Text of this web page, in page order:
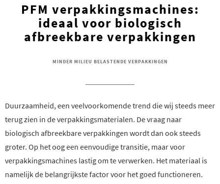
PFM verpakkingsmachines:
ideaal voor biologisch
afbreekbare verpakkingen
MINDER MILIEU BELASTENDE VERPAKKINGEN
Duurzaamheid, een veelvoorkomende trend die wij steeds meer
terug zien in de verpakkingsmaterialen. De vraag naar
biologisch afbreekbare verpakkingen wordt dan ook steeds
groter. Op het oog een eenvoudige transitie, maar voor
verpakkingsmachines lastig om te verwerken. Het materiaal is
namelijk de belangrijkste factor voor het goed functioneren.